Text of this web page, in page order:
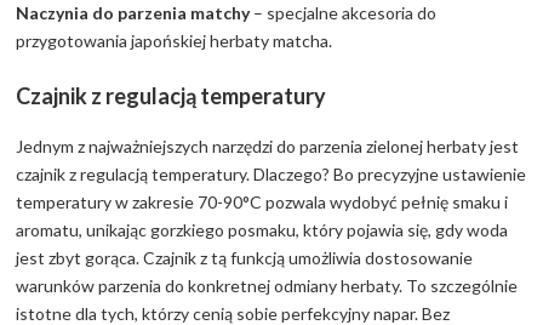
Naczynia do parzenia matchy– specjalne akcesoria do
przygotowania japońskiej herbaty matcha.
Czajnik z regulacją temperatury
Jednym z najważniejszych narzędzi do parzenia zielonej herbaty jest
czajnik z regulacją temperatury. Dlaczego? Bo precyzyjne ustawienie
temperatury w zakresie 70-90°C pozwala wydobyć pełnię smaku i
aromatu, unikając gorzkiego posmaku, który pojawia się, gdy woda
jest zbyt gorąca. Czajnik z tą funkcją umożliwia dostosowanie
warunków parzenia do konkretnej odmiany herbaty. To szczególnie
istotne dla tych, którzy cenią sobie perfekcyjny napar. Bez